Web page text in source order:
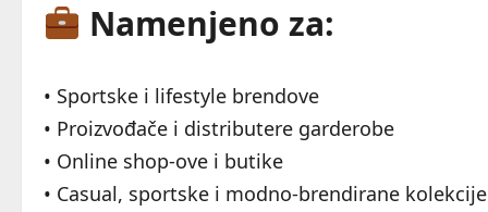
Namenjeno za:
• Sportske i lifestyle brendove
• Proizvođače i distributere garderobe
• Online shop-ove i butike
• Casual, sportske i modno-brendirane kolekcije